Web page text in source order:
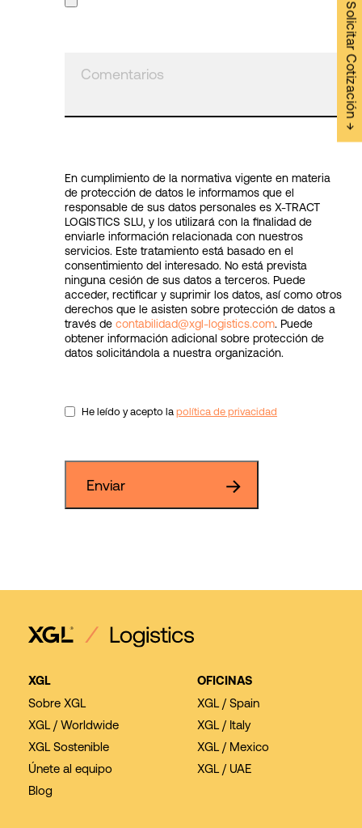
En cumplimiento de la normativa vigente en materia
de protección de datos le informamos que el
responsable de sus datos personales es X-TRACT
LOGISTICS SLU, y los utilizará con la finalidad de
enviarle información relacionada con nuestros
servicios. Este tratamiento está basado en el
consentimiento del interesado. No está prevista
ninguna cesión de sus datos a terceros. Puede
acceder, rectificar y suprimir los datos, así como otros
derechos que le asisten sobre protección de datos a
través de contabilidad@xgl-logistics.com. Puede
obtener información adicional sobre protección de
datos solicitándola a nuestra organización.
He leído y acepto la política de privacidad
Enviar
XGL
Sobre XGL
XGL / Worldwide
XGL Sostenible
Únete al equipo
Blog
OFICINAS
XGL / Spain
XGL / Italy
XGL / Mexico
XGL / UAE
Solicitar Cotización →